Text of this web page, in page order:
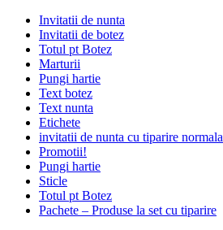
Invitatii de nunta
Invitatii de botez
Totul pt Botez
Marturii
Pungi hartie
Text botez
Text nunta
Etichete
invitatii de nunta cu tiparire normala
Promotii!
Pungi hartie
Sticle
Totul pt Botez
Pachete – Produse la set cu tiparire